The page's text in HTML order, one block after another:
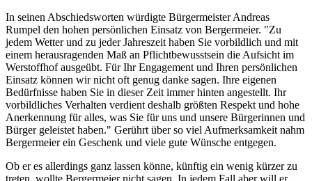
In seinen Abschiedsworten würdigte Bürgermeister Andreas
Rumpel den hohen persönlichen Einsatz von Bergermeier. "Zu
jedem Wetter und zu jeder Jahreszeit haben Sie vorbildlich und mit
einem herausragenden Maß an Pflichtbewusstsein die Aufsicht im
Werstoffhof ausgeübt. Für Ihr Engagement und Ihren persönlichen
Einsatz können wir nicht oft genug danke sagen. Ihre eigenen
Bedürfnisse haben Sie in dieser Zeit immer hinten angestellt. Ihr
vorbildliches Verhalten verdient deshalb größten Respekt und hohe
Anerkennung für alles, was Sie für uns und unsere Bürgerinnen und
Bürger geleistet haben." Gerührt über so viel Aufmerksamkeit nahm
Bergermeier ein Geschenk und viele gute Wünsche entgegen.
Ob er es allerdings ganz lassen könne, künftig ein wenig kürzer zu
treten, wollte Bergermeier nicht sagen. In jedem Fall aber will er